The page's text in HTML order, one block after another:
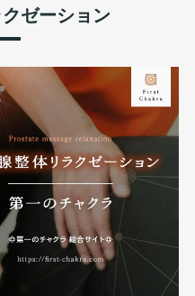
ゼーション